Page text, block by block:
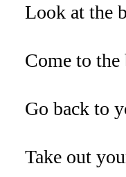
Look at the
Come to the
Go back to
Take out